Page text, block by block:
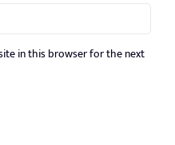
in this browser for the next